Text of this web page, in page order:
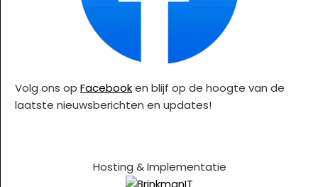
Volg ons op Facebooken blijf op de hoogte van de
laatste nieuwsberichten en updates!
Hosting & Implementatie